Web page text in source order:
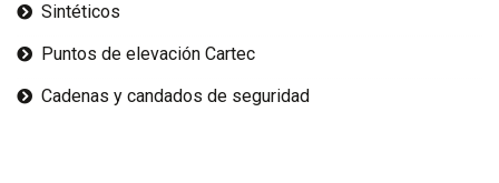
Sintéticos
Puntos de elevación Cartec
Cadenas y candados de seguridad